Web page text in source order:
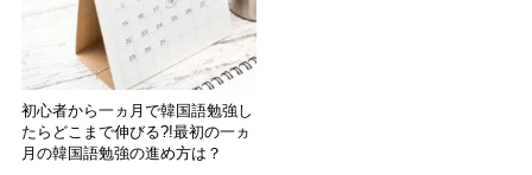
初心者から一ヵ月で韓国語勉強し
たらどこまで伸びる?!最初の一ヵ
月の韓国語勉強の進め方は？